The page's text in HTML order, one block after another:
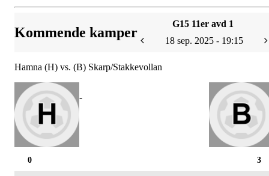
Kommende kamper
G15 11er avd 1
18 sep. 2025 - 19:15
Hamna (H) vs. (B) Skarp/Stakkevollan
-
3
0